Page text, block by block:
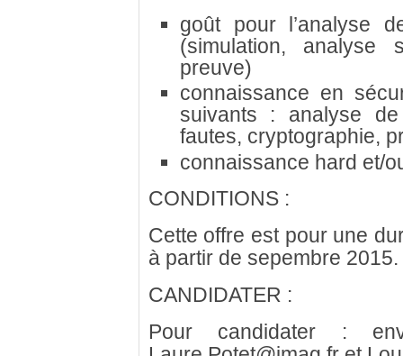
goût pour l’analyse
(simulation, analyse
preuve)
connaissance en
suivants : analyse
fautes, cryptographie,
connaissance hard et/
CONDITIONS :
Cette offre est pour une
à partir de sepembre 2015.
CANDIDATER :
Pour candidater :